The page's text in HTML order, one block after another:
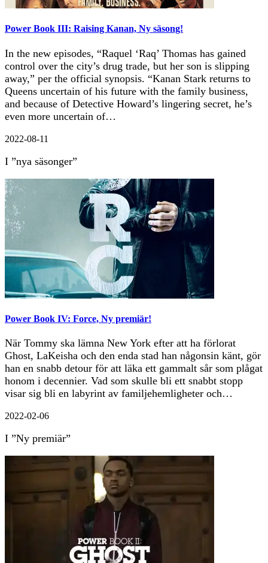
Power Book III: Raising Kanan, Ny säsong!
In the new episodes, “Raquel ‘Raq’ Thomas has gained
control over the city’s drug trade, but her son is slipping
away,” per the official synopsis. “Kanan Stark returns to
Queens uncertain of his future with the family business,
and because of Detective Howard’s lingering secret, he’s
even more uncertain of…
2022-08-11
I ”nya säsonger”
Power Book IV: Force, Ny premiär!
När Tommy ska lämna New York efter att ha förlorat
Ghost, LaKeisha och den enda stad han någonsin känt, gör
han en snabb detour för att läka ett gammalt sår som plågat
honom i decennier. Vad som skulle bli ett snabbt stopp
visar sig bli en labyrint av familjehemligheter och…
2022-02-06
I ”Ny premiär”